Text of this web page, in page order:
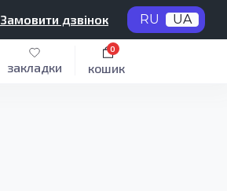
Замовити дзвінок RU UA
закладки кошик
0